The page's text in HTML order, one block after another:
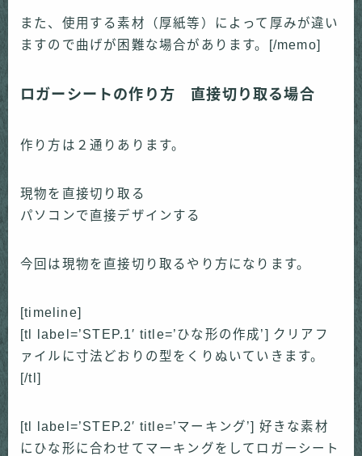
また、使用する素材（厚紙等）によって厚みが違い
ますので曲げが困難な場合があります。[/memo]
ロガーシートの作り方 直接切り取る場合
作り方は２通りあります。
現物を直接切り取る
パソコンで直接デザインする
今回は現物を直接切り取るやり方になります。
[timeline]
[tl label=’STEP.1′ title=’ひな形の作成’] クリアフ
ァイルに寸法どおりの型をくりぬいていきます。
[/tl]
[tl label=’STEP.2′ title=’マーキング’] 好きな素材
にひな形に合わせてマーキングをしてロガーシート